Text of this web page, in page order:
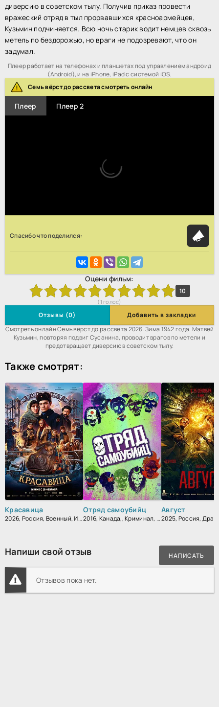
диверсию в советском тылу. Получив приказ провести
вражеский отряд в тыл прорвавшихся красноармейцев,
Кузьмин подчиняется. Всю ночь старик водит немцев сквозь
метель по бездорожью, но враги не подозревают, что он
задумал.
Плеер работает на телефонах и планшетах под управлением андроид
(Android), и на iPhone, iPad с системой iOS.
Семь вёрст до рассвета смотреть онлайн
Плеер Плеер 2
Спасибо что поделился:
Оцени фильм:
5 6 7 8 9 10 10
( 1 голос)
Отзывы (0)
Добавить в закладки
Смотреть онлайн Семь вёрст до рассвета 2026. Зима 1942 года. Матвей
Кузьмин, повторяя подвиг Сусанина, проводит врагов по метели и
предотвращает диверсию в советском тылу.
Также смотрят:
Красавица
2026, Россия, Военный, Исторический, Драма
Отряд самоубийц
2016, Канада,, Криминал, Приключения, Фантастика, Фэнтези, Блокбастер, Боевик, Триллер, Зарубежный
Август
2025, Россия,
Напиши свой отзыв НАПИСАТЬ
Отзывов пока нет.